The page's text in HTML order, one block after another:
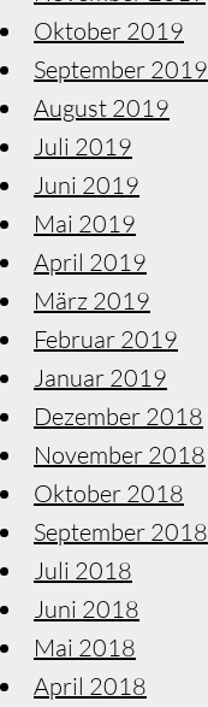
Oktober 2019
September 2019
August 2019
Juli 2019
Juni 2019
Mai 2019
April 2019
März 2019
Februar 2019
Januar 2019
Dezember 2018
November 2018
Oktober 2018
September 2018
Juli 2018
Juni 2018
Mai 2018
April 2018